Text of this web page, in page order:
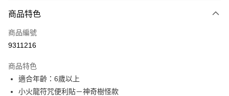
信用卡一次付款
LINE Pay
大哥付你分期
相關說明
商品特色
商品編號
9311216
商品特色
適合年齡：6歲以上
小火龍符咒便利貼－神奇樹怪款